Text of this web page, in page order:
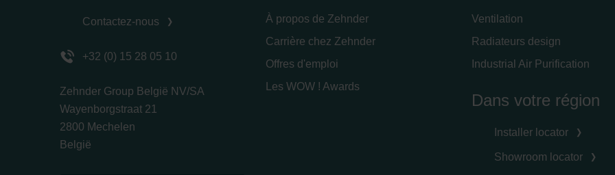
Contactez-nous
+32 (0) 15 28 05 10
Zehnder Group België NV/SA
Wayenborgstraat 21
2800 Mechelen
België
À propos de Zehnder
Carrière chez Zehnder
Offres d'emploi
Les WOW ! Awards
Ventilation
Radiateurs design
Industrial Air Purification
Dans votre région
Installer locator
Showroom locator